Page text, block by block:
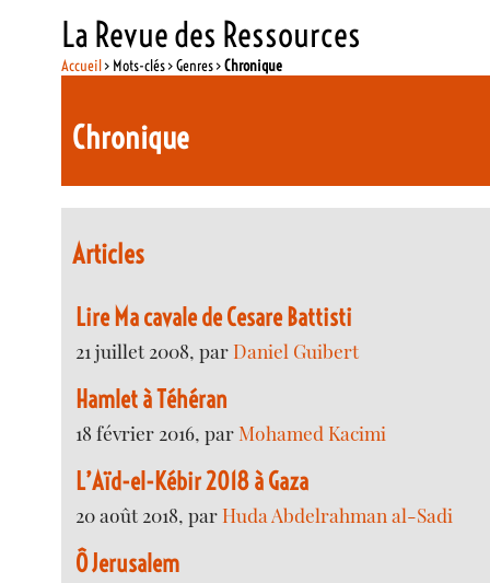
La Revue des Ressources
Accueil> Mots-clés > Genres >Chronique
Chronique
Articles
Lire Ma cavale de Cesare Battisti
21 juillet 2008, parDaniel Guibert
Hamlet à Téhéran
18 février 2016, parMohamed Kacimi
L’Aïd-el-Kébir 2018 à Gaza
20 août 2018, parHuda Abdelrahman al-Sadi
Ô Jerusalem